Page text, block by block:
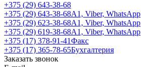
+375 (29) 643-38-68
+375 (29) 643-38-68А1, Viber, WhatsApp
+375 (29) 623-38-68А1, Viber, WhatsApp
+375 (29) 619-38-68А1, Viber, WhatsApp
+375 (17) 378-91-41Факс
+375 (17) 365-78-65Бухгалтерия
Заказать звонок